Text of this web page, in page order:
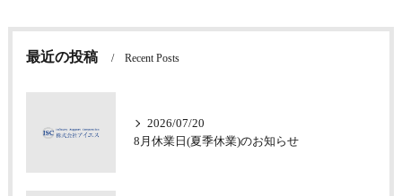
最近の投稿 Recent Posts
2026/07/20
8月休業日(夏季休業)のお知らせ